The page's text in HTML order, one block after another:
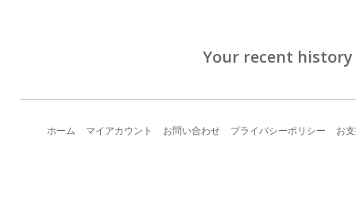
Your recent history
ホーム マイアカウント お問い合わせ プライバシーポリシー お